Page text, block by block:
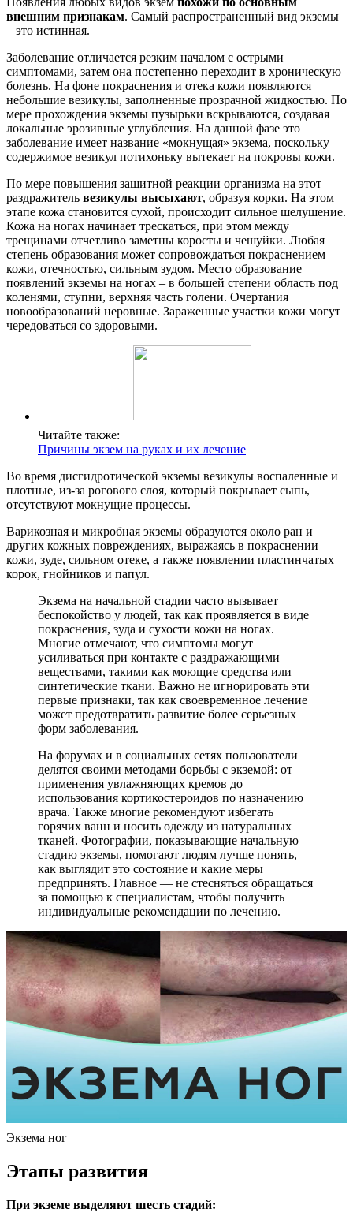
внешним признакам. Самый распространенный вид экземы
– это истинная.
Заболевание отличается резким началом с острыми
симптомами, затем она постепенно переходит в хроническую
болезнь. На фоне покраснения и отека кожи появляются
небольшие везикулы, заполненные прозрачной жидкостью. По
мере прохождения экземы пузырьки вскрываются, создавая
локальные эрозивные углубления. На данной фазе это
заболевание имеет название «мокнущая» экзема, поскольку
содержимое везикул потихоньку вытекает на покровы кожи.
По мере повышения защитной реакции организма на этот
раздражитель везикулы высыхают, образуя корки. На этом
этапе кожа становится сухой, происходит сильное шелушение.
Кожа на ногах начинает трескаться, при этом между
трещинами отчетливо заметны коросты и чешуйки. Любая
степень образования может сопровождаться покраснением
кожи, отечностью, сильным зудом. Место образование
появлений экземы на ногах – в большей степени область под
коленями, ступни, верхняя часть голени. Очертания
новообразований неровные. Зараженные участки кожи могут
чередоваться со здоровыми.
Читайте также:
Причины экзем на руках и их лечение
Во время дисгидротической экземы везикулы воспаленные и
плотные, из-за рогового слоя, который покрывает сыпь,
отсутствуют мокнущие процессы.
Варикозная и микробная экземы образуются около ран и
других кожных повреждениях, выражаясь в покраснении
кожи, зуде, сильном отеке, а также появлении пластинчатых
корок, гнойников и папул.
Экзема на начальной стадии часто вызывает
беспокойство у людей, так как проявляется в виде
покраснения, зуда и сухости кожи на ногах.
Многие отмечают, что симптомы могут
усиливаться при контакте с раздражающими
веществами, такими как моющие средства или
синтетические ткани. Важно не игнорировать эти
первые признаки, так как своевременное лечение
может предотвратить развитие более серьезных
форм заболевания.
На форумах и в социальных сетях пользователи
делятся своими методами борьбы с экземой: от
применения увлажняющих кремов до
использования кортикостероидов по назначению
врача. Также многие рекомендуют избегать
горячих ванн и носить одежду из натуральных
тканей. Фотографии, показывающие начальную
стадию экземы, помогают людям лучше понять,
как выглядит это состояние и какие меры
предпринять. Главное — не стесняться обращаться
за помощью к специалистам, чтобы получить
индивидуальные рекомендации по лечению.
Экзема ног
Этапы развития
При экземе выделяют шесть стадий: